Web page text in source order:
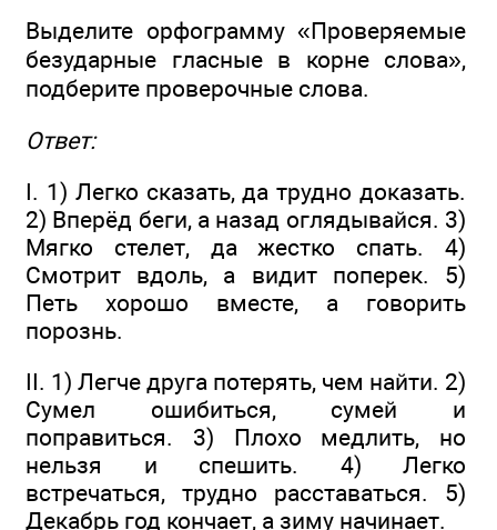
Выделите орфограмму «Проверяемые
безударные гласные в корне слова»,
подберите проверочные слова.
Ответ:
I. 1) Легко сказать, да трудно доказать.
2) Вперёд беги, а назад оглядывайся. 3)
Мягко стелет, да жестко спать. 4)
Смотрит вдоль, а видит поперек. 5)
Петь хорошо вместе, а говорить
порознь.
II. 1) Легче друга потерять, чем найти. 2)
Сумел ошибиться, сумей и
поправиться. 3) Плохо медлить, но
нельзя и спешить. 4) Легко
встречаться, трудно расставаться. 5)
Декабрь год кончает, а зиму начинает.